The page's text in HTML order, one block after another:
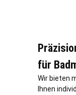
für
Wir bieten
Ihnen